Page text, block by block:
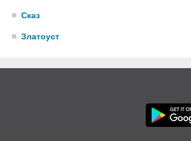
Сказ
Златоуст